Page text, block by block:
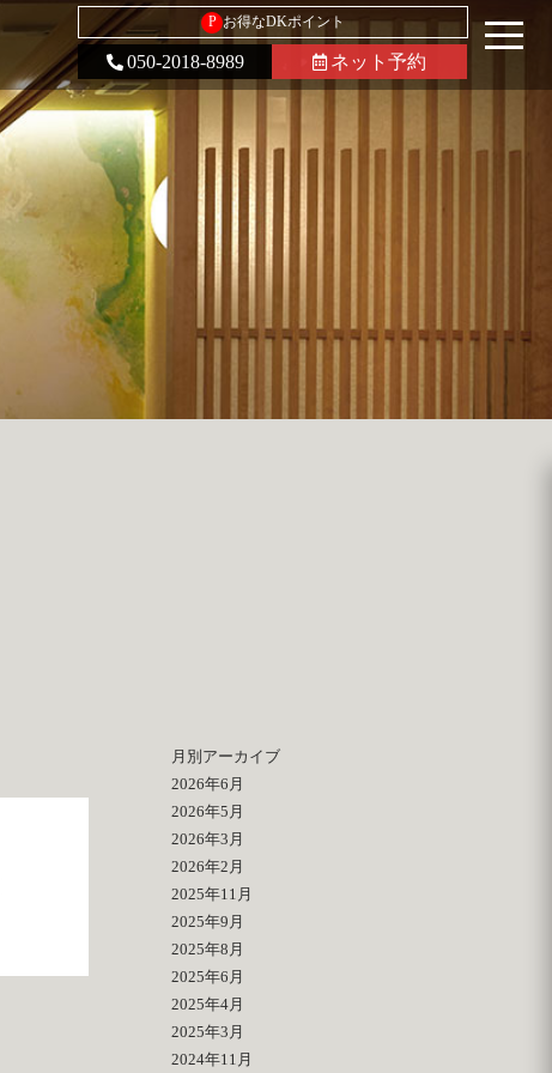
P お得なDKポイント
050-2018-8989 ネット予約
月別アーカイブ
2026年6月
2026年5月
2026年3月
2026年2月
2025年11月
2025年9月
2025年8月
2025年6月
2025年4月
2025年3月
2024年11月